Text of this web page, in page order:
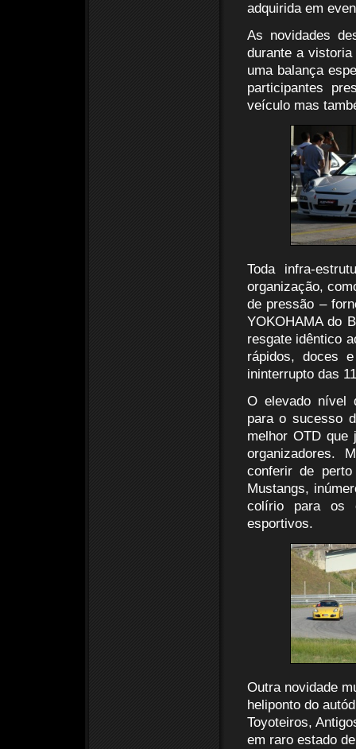
adquirida em
As novidades
durante a
uma balança
participantes
veículo mas
Toda infra-
organização,
de pressão –
YOKOHAMA do
resgate idêntico
rápidos, doces
ininterrupto das
O elevado nível
para o sucesso
melhor OTD que
organizadores.
conferir de
Mustangs,
colírio para os
esportivos.
Outra novidade
heliponto do
Toyoteiros,
em raro estado